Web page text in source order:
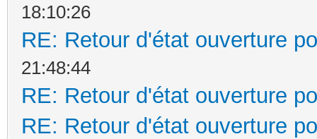
18:10:26
RE: Retour d'état ouverture
21:48:44
RE: Retour d'état ouverture
RE: Retour d'état ouverture